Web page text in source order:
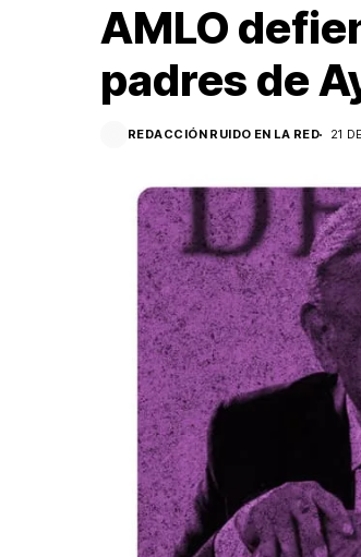
AMLO
padres de
REDACCIÓN RUIDO EN LA RED 21